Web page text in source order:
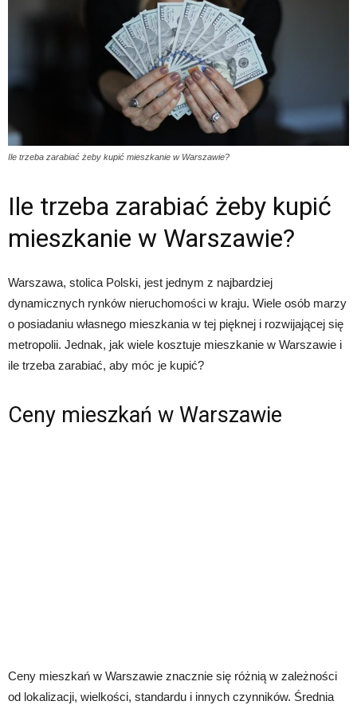
Ile trzeba zarabiać żeby kupić mieszkanie w Warszawie?
Ile trzeba zarabiać żeby kupić
mieszkanie w Warszawie?
Warszawa, stolica Polski, jest jednym z najbardziej
dynamicznych rynków nieruchomości w kraju. Wiele osób marzy
o posiadaniu własnego mieszkania w tej pięknej i rozwijającej się
metropolii. Jednak, jak wiele kosztuje mieszkanie w Warszawie i
ile trzeba zarabiać, aby móc je kupić?
Ceny mieszkań w Warszawie
Ceny mieszkań w Warszawie znacznie się różnią w zależności
od lokalizacji, wielkości, standardu i innych czynników. Średnia